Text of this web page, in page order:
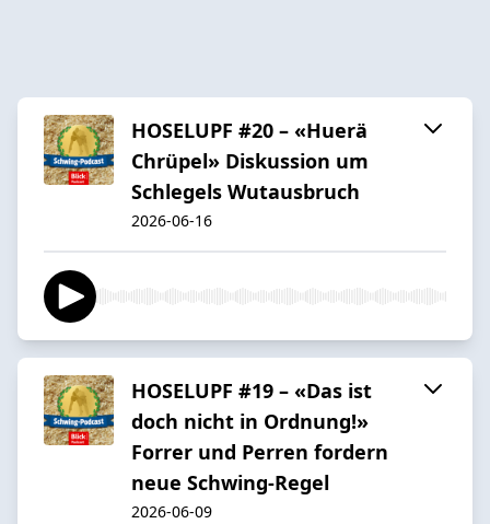
HOSELUPF #20 – «Huerä
Chrüpel» Diskussion um
Schlegels Wutausbruch
2026-06-16
HOSELUPF #19 – «Das ist
doch nicht in Ordnung!»
Forrer und Perren fordern
neue Schwing-Regel
2026-06-09